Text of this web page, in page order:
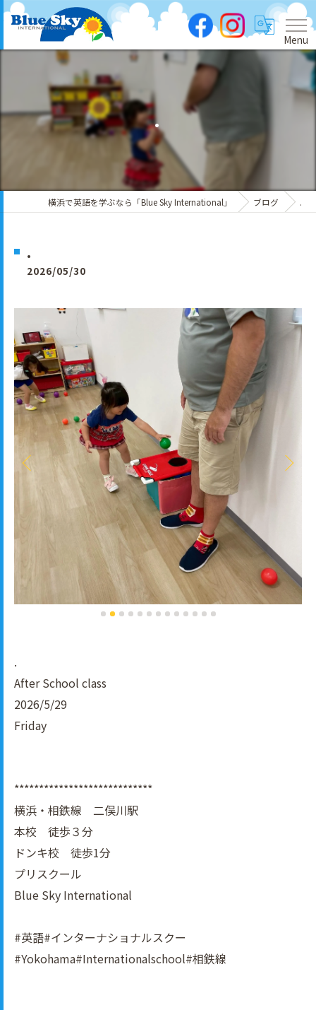
Menu
.
横浜で英語を学ぶなら「Blue Sky International」 ブログ .
.
2026/05/30
.
After School class
2026/5/29
Friday
****************************
横浜・相鉄線 二俣川駅
本校 徒歩３分
ドンキ校 徒歩1分
プリスクール
Blue Sky International
#英語#インターナショナルスクー
#Yokohama#Internationalschool#相鉄線